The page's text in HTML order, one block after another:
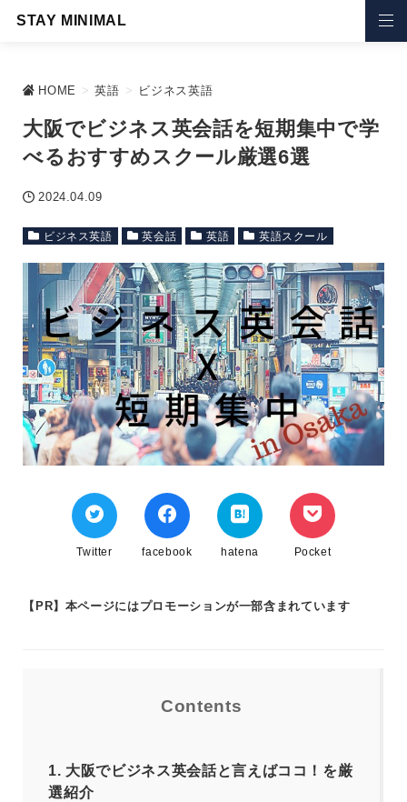
STAY MINIMAL
HOME > 英語 > ビジネス英語
大阪でビジネス英会話を短期集中で学
べるおすすめスクール厳選6選
2024.04.09
ビジネス英語 英会話 英語 英語スクール
Twitter facebook hatena Pocket
【PR】本ページにはプロモーションが一部含まれています
Contents
1. 大阪でビジネス英会話と言えばココ！を厳
選紹介